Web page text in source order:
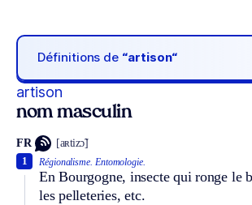
Définitions de “artison“
artison
nom masculin
FR [aʀtizɔ̃]
Régionalisme. Entomologie.
En Bourgogne, insecte qui ronge le
les pelleteries, etc.
1